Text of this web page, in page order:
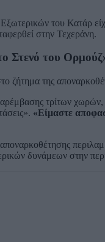
του Κατάρ
στην Τεχεράνη.
Στενό του
ζήτημα της
τρίτων χωρών,
«Είμαστε
δυνάμεων στην